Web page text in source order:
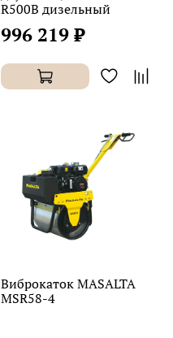
R500B дизельный
996 219 ₽
Виброкаток MASALTA
MSR58-4